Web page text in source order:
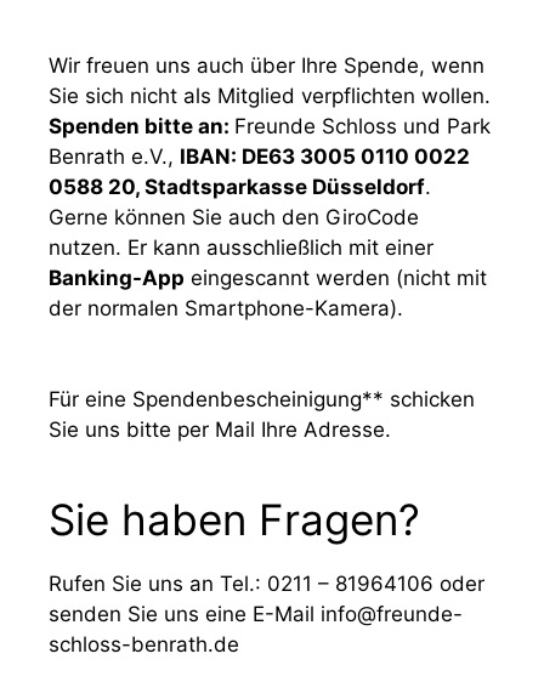
Wir freuen uns auch über Ihre Spende, wenn
Sie sich nicht als Mitglied verpflichten wollen.
Spenden bitte an: Freunde Schloss und Park
Benrath e.V., IBAN: DE63 3005 0110 0022
0588 20, Stadtsparkasse Düsseldorf.
Gerne können Sie auch den GiroCode
nutzen. Er kann ausschließlich mit einer
Banking-App eingescannt werden (nicht mit
der normalen Smartphone-Kamera).
Für eine Spendenbescheinigung** schicken
Sie uns bitte per Mail Ihre Adresse.
Sie haben Fragen?
Rufen Sie uns an Tel.: 0211 – 81964106 oder
senden Sie uns eine E-Mail info@freunde-
schloss-benrath.de